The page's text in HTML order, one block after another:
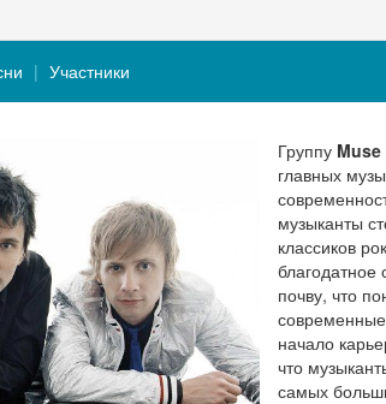
Участники
Группу Muse
главных
музыканты
классиков
почву, что
начало
что
самых